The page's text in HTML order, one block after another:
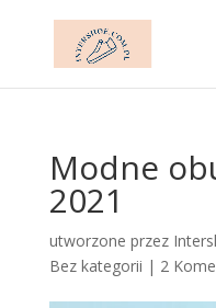
Modne
2021
utworzone przez
Bez kategorii | 2